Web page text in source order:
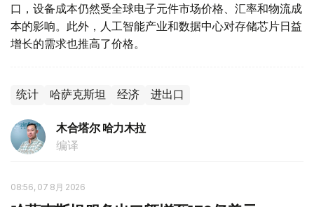
口，设备成本仍然受全球电子元件市场价格、汇率和物流成
本的影响。此外，人工智能产业和数据中心对存储芯片日益
增长的需求也推高了价格。
统计 哈萨克斯坦 经济 进出口
木合塔尔 哈力木拉
编译
08:56, 07 8月 2026